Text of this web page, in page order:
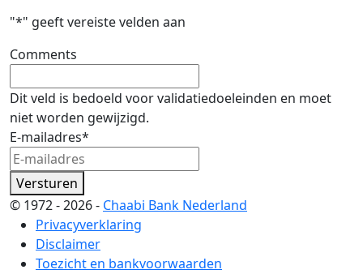
"*" geeft vereiste velden aan
Comments
Dit veld is bedoeld voor validatiedoeleinden en moet
niet worden gewijzigd.
E-mailadres*
Versturen
© 1972 - 2026 - Chaabi Bank Nederland
Privacyverklaring
Disclaimer
Toezicht en bankvoorwaarden